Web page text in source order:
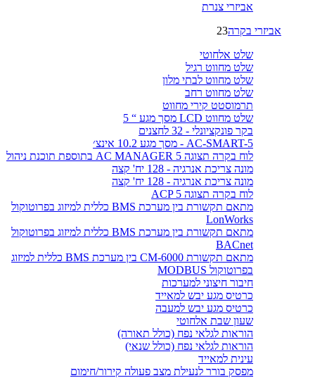
אביזרי צנרת
אביזרי בקרה23
שלט אלחוטי
שלט מחווט רגיל
שלט מחווט לבתי מלון
שלט מחווט רחב
תרמוסטט קירי מחווט
שלט מחווט LCD מסך מגע “ 5
בקר פונקציונלי - 32 לחצנים
AC-SMART-5 - מסך מגע 10.2 אינצ׳
לוח בקרה תצוגה AC MANAGER 5 בתוספת תוכנת ניהול
מונה צריכת אנרגיה - 128 יח' קצה
מונה צריכת אנרגיה - 128 יח' קצה
לוח בקרה תצוגה ACP 5
מתאם תקשורת בין מערכת BMS כללית למיזוג בפרוטוקול
LonWorks
מתאם תקשורת בין מערכת BMS כללית למיזוג בפרוטוקול
BACnet
מתאם תקשורת CM-6000 בין מערכת BMS כללית למיזוג
בפרוטוקול MODBUS
חיבור חיצוני למערכות
כרטיס מגע יבש למאייד
כרטיס מגע יבש למעבה
שעון שבת אלחוטי
הוראות לגלאי נפח (כולל תאורה)
הוראות לגלאי נפח (כולל שנאי)
עינית למאייד
מפסק בורר לנעילת מצב פעולה קירור/חימום